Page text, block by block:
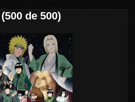
de 500)